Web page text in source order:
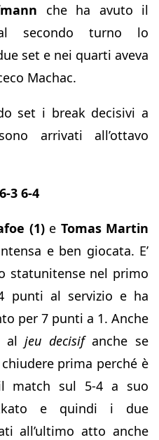
che ha avuto il
secondo turno lo
set e nei quarti aveva
Machac.
set i break decisivi a
arrivati all’ottavo
3 6-4
(1)e Tomas Martin
e ben giocata. E’
statunitense nel primo
punti al servizio e ha
per 7 punti a 1. Anche
aljeu decisifanche se
prima perché è
match sul 5-4 a suo
e quindi i due
all’ultimo atto anche